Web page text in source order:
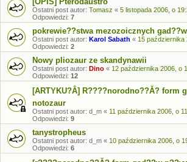
Ostatni post autor: Tomasz « 5 listopada 2006, o
Odpowiedzi: 7
pokrewie??stwa mezozoicznych
Ostatni post autor: Karol Sabath « 15 października
Odpowiedzi: 2
Nowy pliozaur ze skandynawii
Ostatni post autor: Dino « 12 października 2006, o
Odpowiedzi: 12
[ARTYKU?Â] R????norodno??Ă? form
notozaur
Ostatni post autor: d_m « 11 października 2006, o
Odpowiedzi: 9
tanystropheus
Ostatni post autor: d_m « 10 października 2006, o
Odpowiedzi: 6